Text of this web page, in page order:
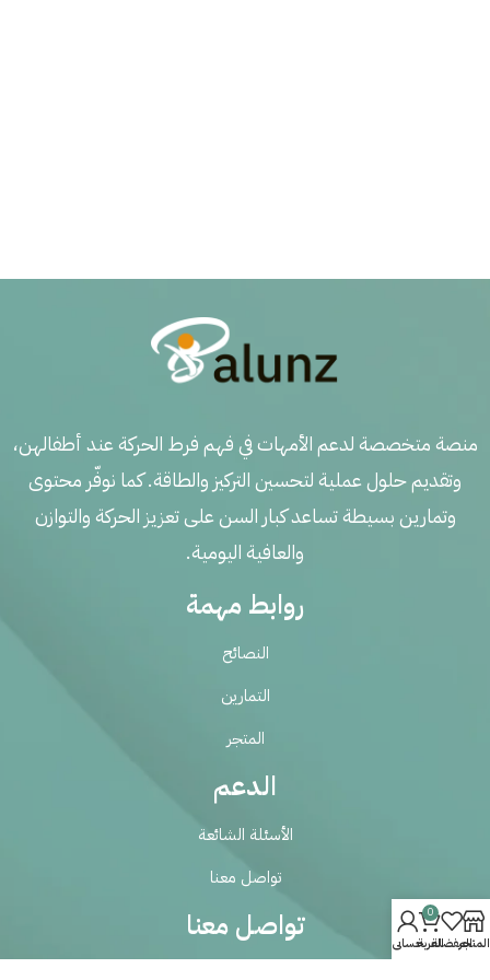
منصة متخصصة لدعم الأمهات في فهم فرط الحركة عند أطفالهن،
وتقديم حلول عملية لتحسين التركيز والطاقة. كما نوفّر محتوى
وتمارين بسيطة تساعد كبار السن على تعزيز الحركة والتوازن
والعافية اليومية.
روابط مهمة
النصائح
التمارين
المتجر
الدعم
الأسئلة الشائعة
تواصل معنا
تواصل معنا المتجرالمفضلة
0
العربةحسابي